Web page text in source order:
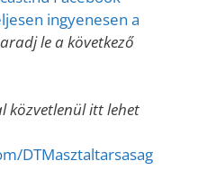
ingyenesen a
le a következő
közvetlenül itt lehet
DTMasztaltarsasag